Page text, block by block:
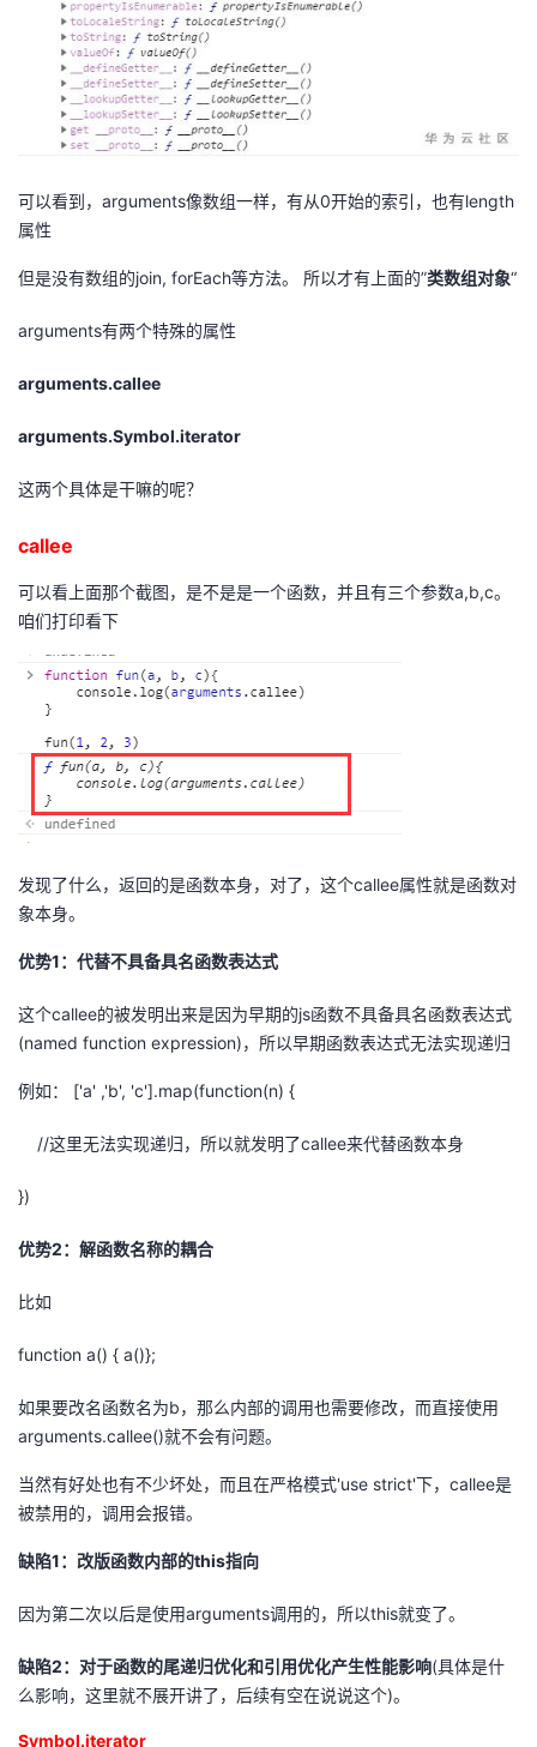
播
活
动
的
关
发
者
学
堂
程
认
证
的
实
验
我
的
收
藏
Programs
的
支
持
我
支
持
声
建
议
可以看到，arguments像数组一样，有从0开始的索引，也有length
属性
但是没有数组的join, forEach等方法。 所以才有上面的”类数组对象“
arguments有两个特殊的属性
arguments.callee
arguments.Symbol.iterator
这两个具体是干嘛的呢？
callee
可以看上面那个截图，是不是是一个函数，并且有三个参数a,b,c。
咱们打印看下
发现了什么，返回的是函数本身，对了，这个callee属性就是函数对
象本身。
优势1：代替不具备具名函数表达式
这个callee的被发明出来是因为早期的js函数不具备具名函数表达式
(named function expression)，所以早期函数表达式无法实现递归
例如： ['a' ,'b', 'c'].map(function(n) {
//这里无法实现递归，所以就发明了callee来代替函数本身
})
优势2：解函数名称的耦合
比如
function a() { a()};
如果要改名函数名为b，那么内部的调用也需要修改，而直接使用
arguments.callee()就不会有问题。
当然有好处也有不少坏处，而且在严格模式'use strict'下，callee是
被禁用的，调用会报错。
缺陷1：改版函数内部的this指向
因为第二次以后是使用arguments调用的，所以this就变了。
缺陷2：对于函数的尾递归优化和引用优化产生性能影响(具体是什
么影响，这里就不展开讲了，后续有空在说说这个)。
Symbol.iterator